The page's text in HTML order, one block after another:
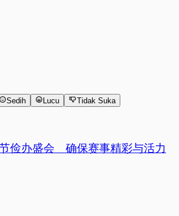
Sedih Lucu Tidak Suka
节俭办盛会 确保赛事精彩与活力